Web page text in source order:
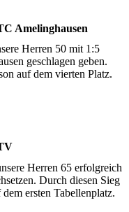
Amelinghausen
Herren 50 mit 1:5
geschlagen geben.
auf dem vierten Platz.
Herren 65 erfolgreich
Durch diesen Sieg
ersten Tabellenplatz.